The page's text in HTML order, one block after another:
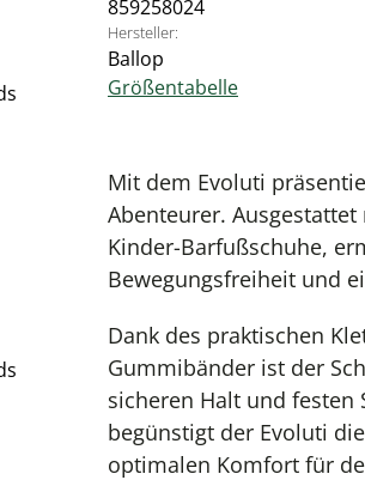
859258024
Hersteller:
Ballop
Größentabelle
Mit dem Evoluti
Abenteurer.
Kinder-Barfußschuhe,
Bewegungsfreiheit und
Dank des praktischen
Gummibänder ist der
sicheren Halt und festen
begünstigt der Evoluti
optimalen Komfort für